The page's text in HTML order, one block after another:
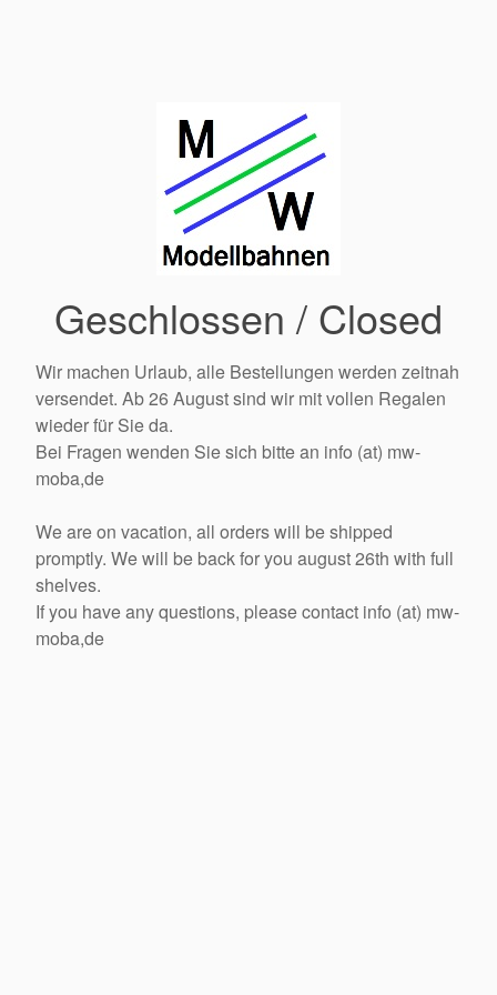
Geschlossen / Closed
Wir machen Urlaub, alle Bestellungen werden zeitnah
versendet. Ab 26 August sind wir mit vollen Regalen
wieder für Sie da.
Bei Fragen wenden Sie sich bitte an info (at) mw-
moba,de
We are on vacation, all orders will be shipped
promptly. We will be back for you august 26th with full
shelves.
If you have any questions, please contact info (at) mw-
moba,de